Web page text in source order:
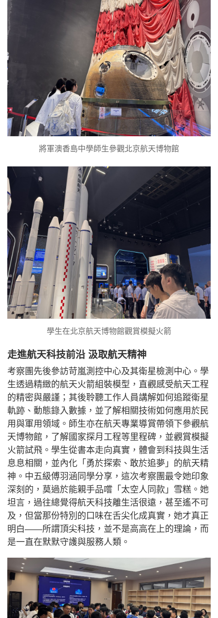
將軍澳香島中學師生參觀北京航天博物館
學生在北京航天博物館觀賞模擬火箭
走進航天科技前沿 汲取航天精神
考察團先後參訪苛嵐測控中心及其衛星檢測中心。學
生透過精緻的航天火箭組裝模型，直觀感受航天工程
的精密與嚴謹；其後聆聽工作人員講解如何追蹤衛星
軌跡、動態錄入數據，並了解相關技術如何應用於民
用與軍用領域。師生亦在航天專業導賞帶領下參觀航
天博物館，了解國家探月工程等里程碑，並觀賞模擬
火箭試飛。學生從書本走向真實，體會到科技與生活
息息相關，並內化「勇於探索、敢於追夢」的航天精
神。中五級傅羽涵同學分享，這次考察團最令她印象
深刻的，莫過於能親手品嚐「太空人同款」雪糕。她
坦言，過往總覺得航天科技離生活很遠，甚至遙不可
及，但當那份特別的口味在舌尖化成真實，她才真正
明白——所謂頂尖科技，並不是高高在上的理論，而
是一直在默默守護與服務人類。